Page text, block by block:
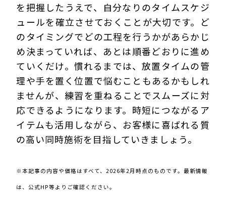
を把握したうえで、自分なりのタイムスケジ
ュールを確立させておくことが大切です。ど
のタイミングでどの工程を行うかがあらかじ
め決まっていれば、あとは順番どおりに進め
ていくだけ。慣れるまでは、放置タイムの管
理や手を置く位置で悩むこともあるかもしれ
ませんが、練習を重ねることでスムーズに対
応できるようになります。時短につながるア
イテムも活用しながら、お客様に喜ばれる質
の高い同時施術を目指していきましょう。
※本記事の内容や価格はすべて、2026年2月時点のものです。最新情報
は、公式HP等よりご確認ください。